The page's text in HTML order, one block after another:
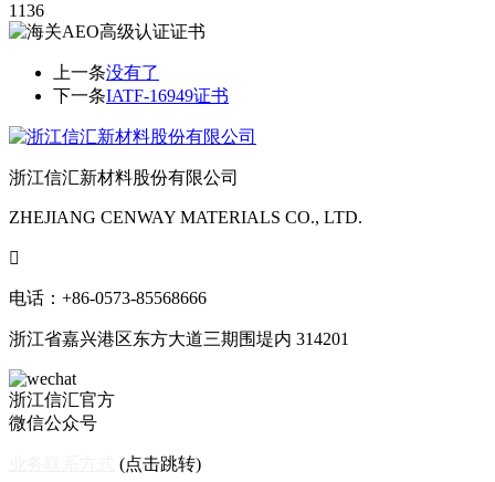
1136
上一条没有了
下一条IATF-16949证书
浙江信汇新材料股份有限公司
ZHEJIANG CENWAY MATERIALS CO., LTD.

电话：+86-0573-85568666
浙江省嘉兴港区东方大道三期围堤内 314201
浙江信汇官方
微信公众号
(点击跳转)